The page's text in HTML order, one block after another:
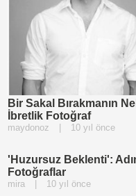
Bir Sakal Bırakmanın
İbretlik Fotoğraf
maydonoz | 10 yıl önce
'Huzursuz Beklenti':
Fotoğraflar
mira | 10 yıl önce